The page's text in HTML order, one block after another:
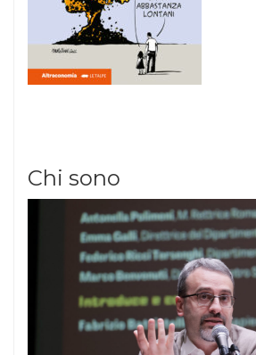
Chi sono